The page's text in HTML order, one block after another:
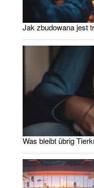
Jak zbudowana jest
Was bleibt übrig